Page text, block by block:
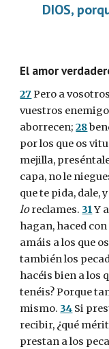
DIOS,
El amor
27 Pero a
vuestros
aborrecen; 28
por los que os
mejilla,
capa, no le
que te pida, dale,
lo reclames. 31 Y
hagan, haced
amáis a los que
también los
hacéis bien a los
tenéis? Porque
mismo. 34 Si
recibir, ¿qué
prestan a los